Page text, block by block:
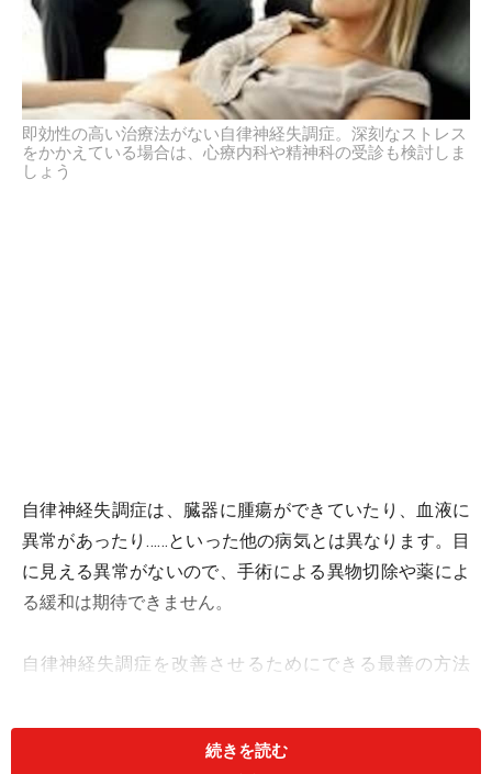
即効性の高い治療法がない自律神経失調症。深刻なストレス
をかかえている場合は、心療内科や精神科の受診も検討しま
しょう
自律神経失調症は、臓器に腫瘍ができていたり、血液に
異常があったり……といった他の病気とは異なります。目
に見える異常がないので、手術による異物切除や薬によ
る緩和は期待できません。
自律神経失調症を改善させるためにできる最善の方法
の人間関係がストレスになっている場合は、職場や仕事
内容をすぐに変えるのは現実的に難しいでしょう。イラ
続きを読む